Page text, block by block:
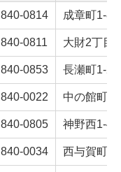
840-0814 成章町1-8
840-0811 大財2丁目
840-0853 長瀬町1-20
840-0022 中の館町4-
840-0805 神野西1-4-
840-0034 西与賀町